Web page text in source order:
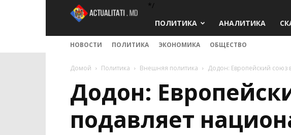
*/
ПОЛИТИКА
АНАЛИТИКА
НОВОСТИ ПОЛИТИКА ЭКОНОМИКА ОБЩЕСТВО
Домой Политика Внешняя политика Додон: Европейский союз
Додон:
подавляет